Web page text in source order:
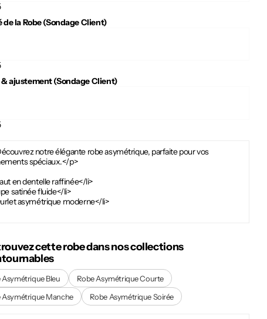
de la Robe (Sondage Client)
ajustement (Sondage Client)
notre élégante robe asymétrique, parfaite pour vos
spéciaux.</p>
en dentelle raffinée</li>
satinée fluide</li>
asymétrique moderne</li>
cette robe dans nos collections
Asymétrique Bleu
Robe Asymétrique Courte
Asymétrique Manche
Robe Asymétrique Soirée